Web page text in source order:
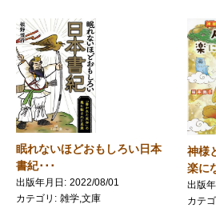
眠れないほどおもしろい日本
書紀･･･
出版年月日
2022/08/01
カテゴリ
雑学,文庫
神様
楽に
出版
カテゴ